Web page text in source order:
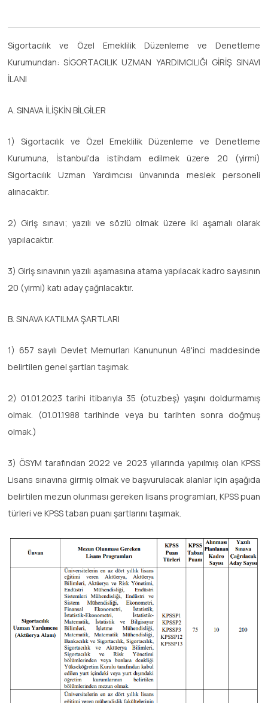
Sigortacılık ve Özel Emeklilik Düzenleme ve Denetleme
Kurumundan: SİGORTACILIK UZMAN YARDIMCILIĞI GİRİŞ SINAVI
İLANI
A. SINAVA İLİŞKİN BİLGİLER
1) Sigortacılık ve Özel Emeklilik Düzenleme ve Denetleme
Kurumuna, İstanbul'da istihdam edilmek üzere 20 (yirmi)
Sigortacılık Uzman Yardımcısı ünvanında meslek personeli
alınacaktır.
2) Giriş sınavı; yazılı ve sözlü olmak üzere iki aşamalı olarak
yapılacaktır.
3) Giriş sınavının yazılı aşamasına atama yapılacak kadro sayısının
20 (yirmi) katı aday çağrılacaktır.
B. SINAVA KATILMA ŞARTLARI
1) 657 sayılı Devlet Memurları Kanununun 48'inci maddesinde
belirtilen genel şartları taşımak.
2) 01.01.2023 tarihi itibarıyla 35 (otuzbeş) yaşını doldurmamış
olmak. (01.01.1988 tarihinde veya bu tarihten sonra doğmuş
olmak.)
3) ÖSYM tarafından 2022 ve 2023 yıllarında yapılmış olan KPSS
Lisans sınavına girmiş olmak ve başvurulacak alanlar için aşağıda
belirtilen mezun olunması gereken lisans programları, KPSS puan
türleri ve KPSS taban puanı şartlarını taşımak.